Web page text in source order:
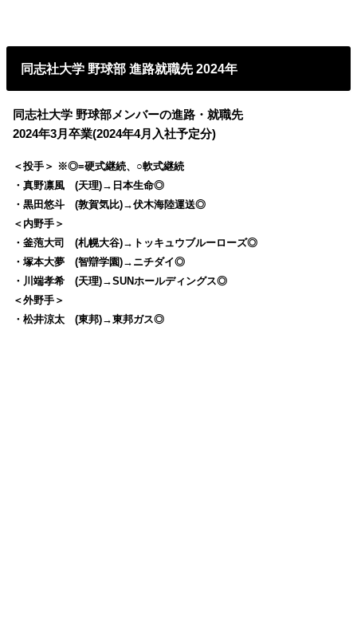
同志社大学 野球部 進路就職先 2024年
同志社大学 野球部メンバーの進路・就職先
2024年3月卒業(2024年4月入社予定分)
＜投手＞ ※◎=硬式継続、○軟式継続
・真野凛風 (天理)→日本生命◎
・黒田悠斗 (敦賀気比)→伏木海陸運送◎
＜内野手＞
・釜萢大司 (札幌大谷)→トッキュウブルーローズ◎
・塚本大夢 (智辯学園)→ニチダイ◎
・川端孝希 (天理)→SUNホールディングス◎
＜外野手＞
・松井涼太 (東邦)→東邦ガス◎